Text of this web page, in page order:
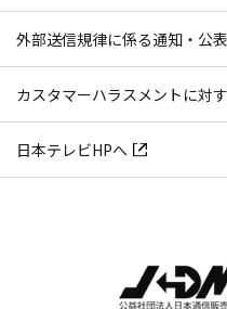
外部送信規律に係る通知・公表
カスタマーハラスメントに対
日本テレビHPへ